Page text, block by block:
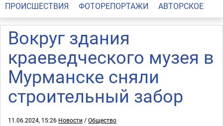
ПРОИСШЕСТВИЯ
ФОТОРЕПОРТАЖИ АВТОРСКОЕ
Вокруг здания
краеведческого музея в
Мурманске сняли
строительный забор
11.06.2024, 15:26 Новости /Общество